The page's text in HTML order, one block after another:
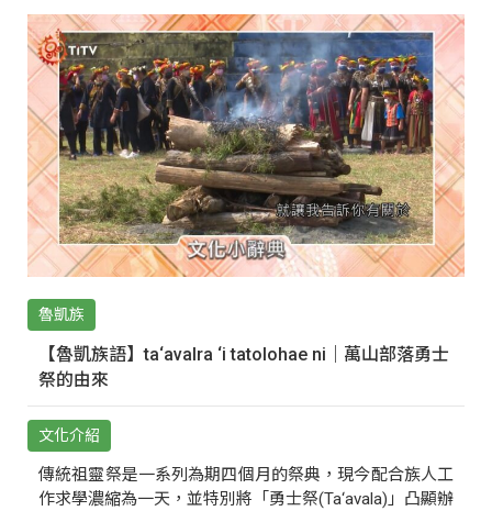
魯凱族
【魯凱族語】ta‘avalra ‘i tatolohae ni｜萬山部落勇士
祭的由來
文化介紹
傳統祖靈祭是一系列為期四個月的祭典，現今配合族人工
作求學濃縮為一天，並特別將「勇士祭(Ta‘avala)」凸顯辦